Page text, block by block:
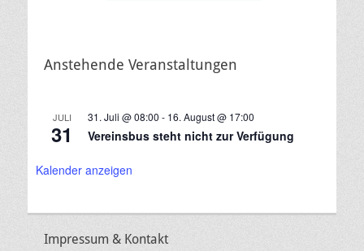
Anstehende Veranstaltungen
JULI
31
31. Juli @ 08:00 - 16. August @ 17:00
Vereinsbus steht nicht zur Verfügung
Kalender anzeigen
Impressum & Kontakt